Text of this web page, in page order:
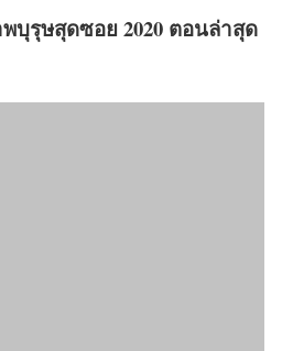
บุรุษสุดซอย 2020 ตอนล่าสุด